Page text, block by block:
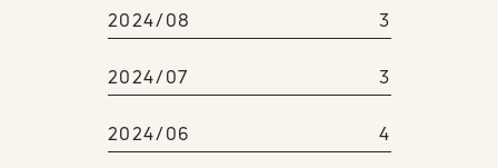
2024/08 3
2024/07 3
2024/06 4